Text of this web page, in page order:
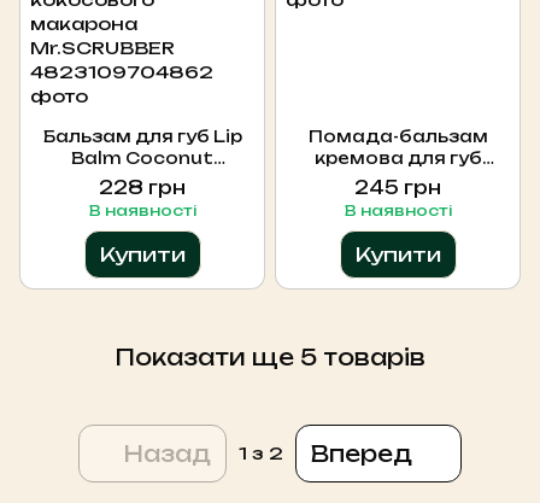
Бальзам для губ Lip
Balm Coconut
Macaron із ароматом
кокосового
Mr.SCRUBBER
228 грн
В наявності
Купити
Помада-бальзам
кремова для губ
NEVERTI NP704 №001
245 грн
В наявності
Купити
Показати ще 5 товарів
Назад 1 з 2 Вперед